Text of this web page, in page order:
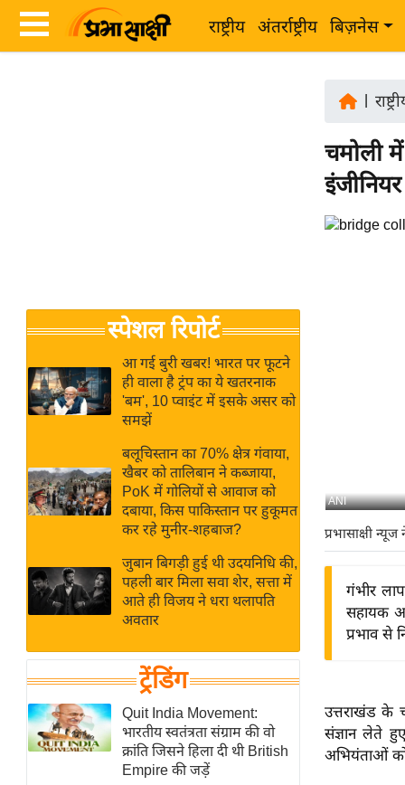
राष्ट्रीय अंतर्राष्ट्रीय बिज़नेस
Breaking
News in
Hindi
Hindi
Hindi
Videos
जगत
राय
बजट
क्रिकेट
IPL
2026
ई-पेपर
मिसाल बेमिसाल
शख्सियत
यंग इंडिया
साहित्य जगत
ऑटो वर्ल्ड
न्यूज ब्रीफ
मनोरंजन जगत
स्पेशल रिपोर्ट
आ गई बुरी खबर! भारत पर फूटने
ही वाला है ट्रंप का ये खतरनाक
'बम', 10 प्वाइंट में इसके असर को
समझें
बलूचिस्तान का 70% क्षेत्र गंवाया,
खैबर को तालिबान ने कब्जाया,
PoK में गोलियों से आवाज को
दबाया, किस पाकिस्तान पर हुकूमत
कर रहे मुनीर-शहबाज?
जुबान बिगड़ी हुई थी उदयनिधि की,
पहली बार मिला सवा शेर, सत्ता में
आते ही विजय ने धरा थलापति
अवतार
ट्रेंडिंग
Quit India Movement:
भारतीय स्वतंत्रता संग्राम की वो
क्रांति जिसने हिला दी थी British
Empire की जड़ें
चमोली में
ANI
प्रभासाक्षी न्यूज
गंभीर
सहायक
प्रभाव से
उत्तराखंड के
संज्ञान लेते
अभियंताओं को